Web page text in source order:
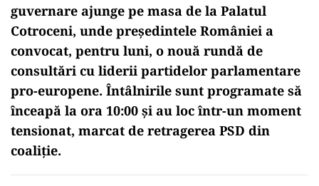
guvernare ajunge pe masa de la Palatul
Cotroceni, unde președintele României a
convocat, pentru luni, o nouă rundă de
consultări cu liderii partidelor parlamentare
pro-europene. Întâlnirile sunt programate să
înceapă la ora 10:00 și au loc într-un moment
tensionat, marcat de retragerea PSD din
coaliție.